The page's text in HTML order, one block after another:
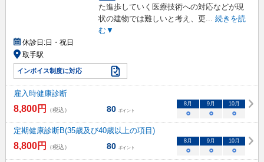
た進歩していく医療技術への対応などが現
状の建物では難しいと考え、更
続きを読
む▼
休診日:日・祝日
取手駅
インボイス制度に対応
雇入時健康診断
8,800円 （税込） 80 ポイント
8 月 9 月 10月
○ ○ ○
定期健康診断B(35歳及び40歳以上の項目)
8,800円 （税込） 80 ポイント
8 月 9 月 10月
○ ○ ○